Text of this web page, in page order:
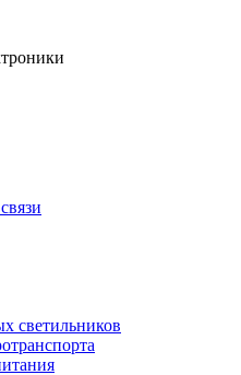
светильников